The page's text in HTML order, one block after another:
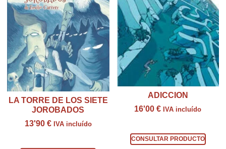
LA TORRE DE LOS SIETE
JOROBADOS
13'90 € IVA incluído
ADICCION
16'00€ IVA incluído
CONSULTAR PRODUCTO